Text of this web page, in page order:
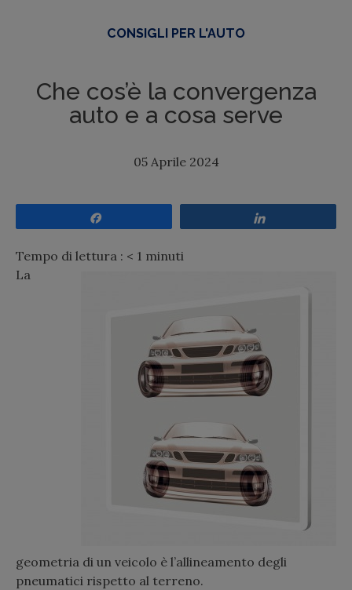
CONSIGLI PER L'AUTO
Che cos’è la convergenza
auto e a cosa serve
05 Aprile 2024
Tempo di lettura : < 1 minuti
La
geometria di un veicolo è l’allineamento degli
pneumatici rispetto al terreno.